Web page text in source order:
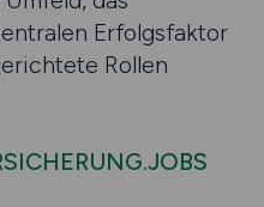
Erfolgsfaktor
Rollen